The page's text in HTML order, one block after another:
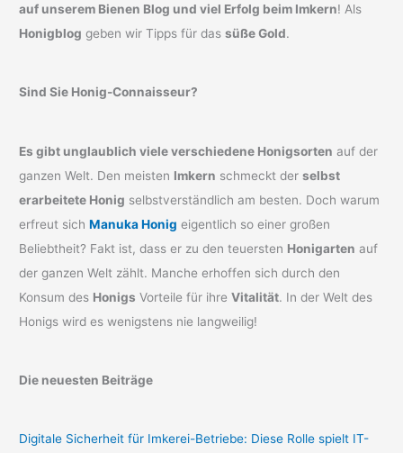
auf unserem Bienen Blog und viel Erfolg beim Imkern! Als
Honigblog geben wir Tipps für dassüße Gold.
Sind Sie Honig-Connaisseur?
Es gibt unglaublich viele verschiedene Honigsorten auf der
ganzen Welt. Den meisten Imkern schmeckt derselbst
erarbeitete Honig selbstverständlich am besten. Doch warum
erfreut sichManuka Honig eigentlich so einer großen
Beliebtheit? Fakt ist, dass er zu den teuersten Honigarten auf
der ganzen Welt zählt. Manche erhoffen sich durch den
Konsum des Honigs Vorteile für ihreVitalität. In der Welt des
Honigs wird es wenigstens nie langweilig!
Die neuesten Beiträge
Digitale Sicherheit für Imkerei-Betriebe: Diese Rolle spielt IT-